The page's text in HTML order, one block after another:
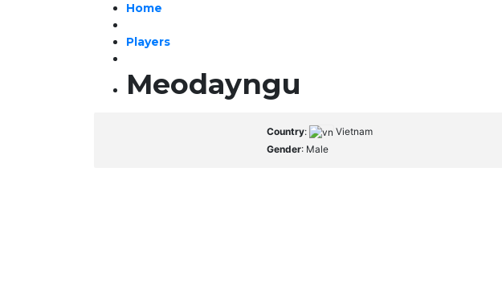
Home
Players
Meodayngu
Country:
Vietnam
Gender: Male